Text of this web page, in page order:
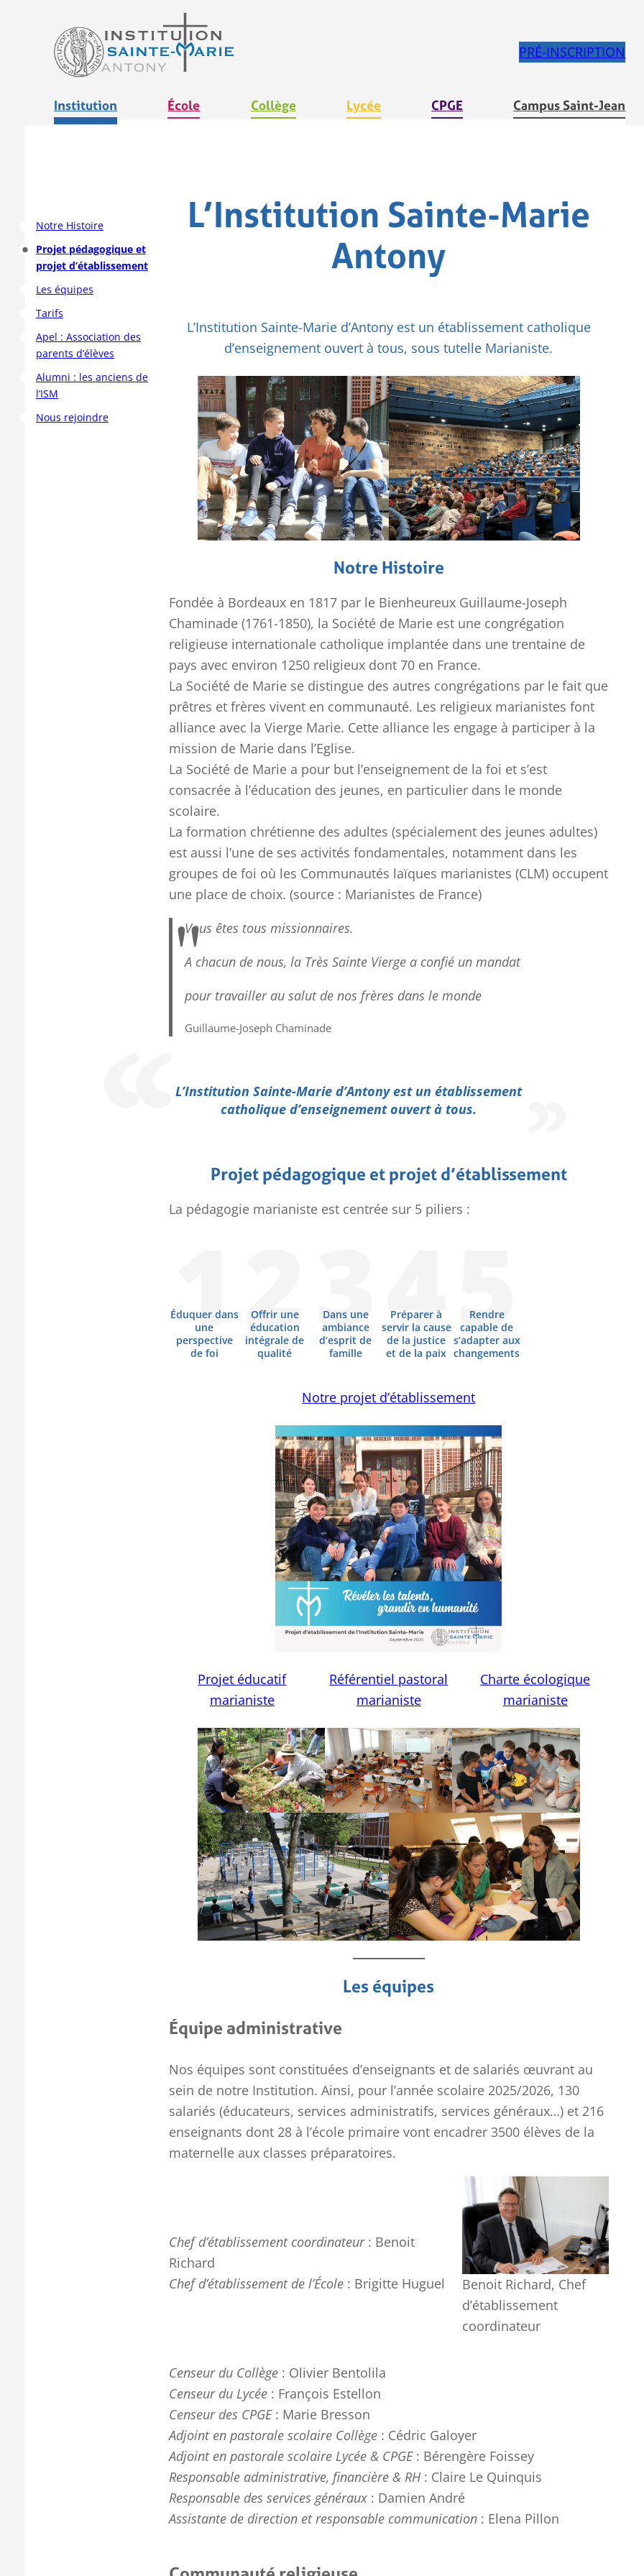
contenu
PRÉ-INSCRIPTION
Institution École Collège Lycée CPGE Campus Saint-Jean
Notre Histoire
Projet pédagogique et
projet d’établissement
Les équipes
Tarifs
Apel : Association des
parents d’élèves
Alumni : les anciens de
l’ISM
Nous rejoindre
L’Institution Sainte-Marie
Antony
L’Institution Sainte-Marie d’Antony est un établissement catholique
d’enseignement ouvert à tous, sous tutelle Marianiste.
Notre Histoire
Fondée à Bordeaux en 1817 par le Bienheureux Guillaume-Joseph
Chaminade (1761-1850), la Société de Marie est une congrégation
religieuse internationale catholique implantée dans une trentaine de
pays avec environ 1250 religieux dont 70 en France.
La Société de Marie se distingue des autres congrégations par le fait que
prêtres et frères vivent en communauté. Les religieux marianistes font
alliance avec la Vierge Marie. Cette alliance les engage à participer à la
mission de Marie dans l’Eglise.
La Société de Marie a pour but l’enseignement de la foi et s’est
consacrée à l’éducation des jeunes, en particulier dans le monde
scolaire.
La formation chrétienne des adultes (spécialement des jeunes adultes)
est aussi l’une de ses activités fondamentales, notamment dans les
groupes de foi où les Communautés laïques marianistes (CLM) occupent
une place de choix. (source : Marianistes de France)
Vous êtes tous missionnaires.
A chacun de nous, la Très Sainte Vierge a confié un mandat
pour travailler au salut de nos frères dans le monde
Guillaume-Joseph Chaminade
L’Institution Sainte-Marie d’Antony est un établissement
catholique d’enseignement ouvert à tous.
Projet pédagogique et projet d’établissement
La pédagogie marianiste est centrée sur 5 piliers :
Éduquer dans
une
perspective
de foi
Offrir une
éducation
intégrale de
qualité
Dans une
ambiance
d’esprit de
famille
Préparer à
servir la cause
de la justice
et de la paix
Rendre
capable de
s’adapter aux
changements
Notre projet d’établissement
Projet éducatif
marianiste
Référentiel pastoral
marianiste
Charte écologique
marianiste
Les équipes
Équipe administrative
Nos équipes sont constituées d’enseignants et de salariés œuvrant au
sein de notre Institution. Ainsi, pour l’année scolaire 2025/2026, 130
salariés (éducateurs, services administratifs, services généraux…) et 216
enseignants dont 28 à l’école primaire vont encadrer 3500 élèves de la
maternelle aux classes préparatoires.
Chef d’établissement coordinateur: Benoit
Richard
Chef d’établissement de l’École: Brigitte Huguel
Benoit Richard, Chef
d’établissement
coordinateur
Censeur du Collège: Olivier Bentolila
Censeur du Lycée: François Estellon
Censeur des CPGE: Marie Bresson
Adjoint en pastorale scolaire Collège: Cédric Galoyer
Adjoint en pastorale scolaire Lycée & CPGE: Bérengère Foissey
Responsable administrative, financière & RH: Claire Le Quinquis
Responsable des services généraux: Damien André
Assistante de direction et responsable communication: Elena Pillon
Championnat
LYCÉE